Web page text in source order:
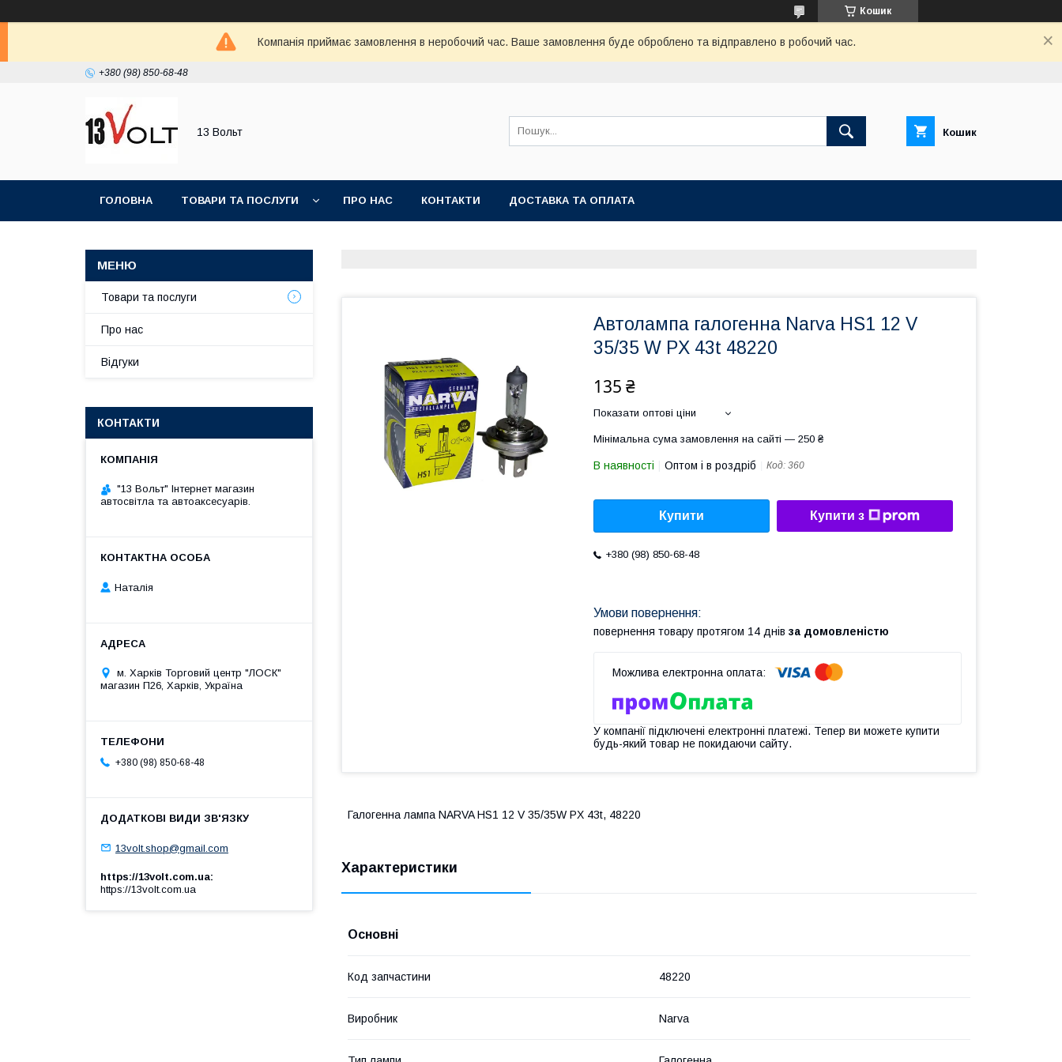
Кошик
Компанія приймає замовлення в неробочий час. Ваше замовлення буде оброблено та відправлено в робочий час.
+380 (98) 850-68-48
13 Вольт Кошик
ГОЛОВНА ТОВАРИ ТА ПОСЛУГИ ПРО НАС КОНТАКТИ ДОСТАВКА ТА ОПЛАТА
Автолампа галогенна Narva HS1 12 V
35/35 W PX 43t 48220
135 ₴
Показати оптові ціни
Мінімальна сума замовлення на сайті — 250 ₴
В наявності Оптом і в роздріб Код: 360
Купити Купити з
+380 (98) 850-68-48
повернення товару протягом 14 днів за домовленістю
У компанії підключені електронні платежі. Тепер ви можете купити
будь-який товар не покидаючи сайту.
Галогенна лампа NARVA HS1 12 V 35/35W PX 43t, 48220
Характеристики
Основні
Код запчастини 48220
Виробник Narva
Товари та послуги
Про нас
Відгуки
КОНТАКТИ
"13 Вольт" Інтернет магазин
автосвітла та автоаксесуарів.
Наталія
м. Харків Торговий центр "ЛОСК"
магазин П26, Харків, Україна
+380 (98) 850-68-48
13volt.shop@gmail.com
https://13volt.com.ua
https://13volt.com.ua